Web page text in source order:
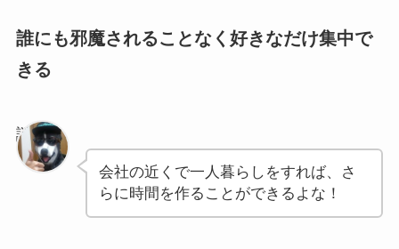
誰にも邪魔されることなく好きなだけ集中で
きる
謎の狼
会社の近くで一人暮らしをすれば、さ
らに時間を作ることができるよな！